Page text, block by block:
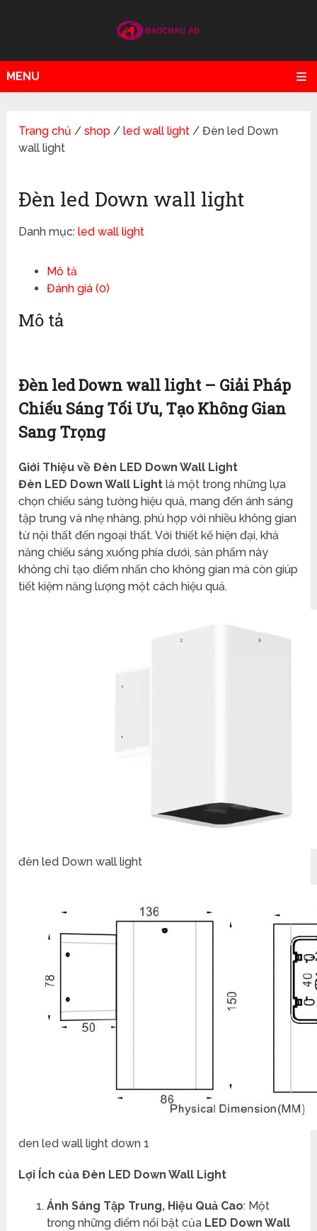
MENU
Trang chủ /shop /led wall light / Đèn led Down
wall light
Đèn led Down wall light
Danh mục:led wall light
Mô tả
Đánh giá (0)
Mô tả
Đèn led Down wall light – Giải Pháp
Chiếu Sáng Tối Ưu, Tạo Không Gian
Sang Trọng
Giới Thiệu về Đèn LED Down Wall Light
Đèn LED Down Wall Light là một trong những lựa
chọn chiếu sáng tường hiệu quả, mang đến ánh sáng
tập trung và nhẹ nhàng, phù hợp với nhiều không gian
từ nội thất đến ngoại thất. Với thiết kế hiện đại, khả
năng chiếu sáng xuống phía dưới, sản phẩm này
không chỉ tạo điểm nhấn cho không gian mà còn giúp
tiết kiệm năng lượng một cách hiệu quả.
đèn led Down wall light
den led wall light down 1
Lợi Ích của Đèn LED Down Wall Light
Ánh Sáng Tập Trung, Hiệu Quả Cao: Một
trong những điểm nổi bật của LED Down Wall